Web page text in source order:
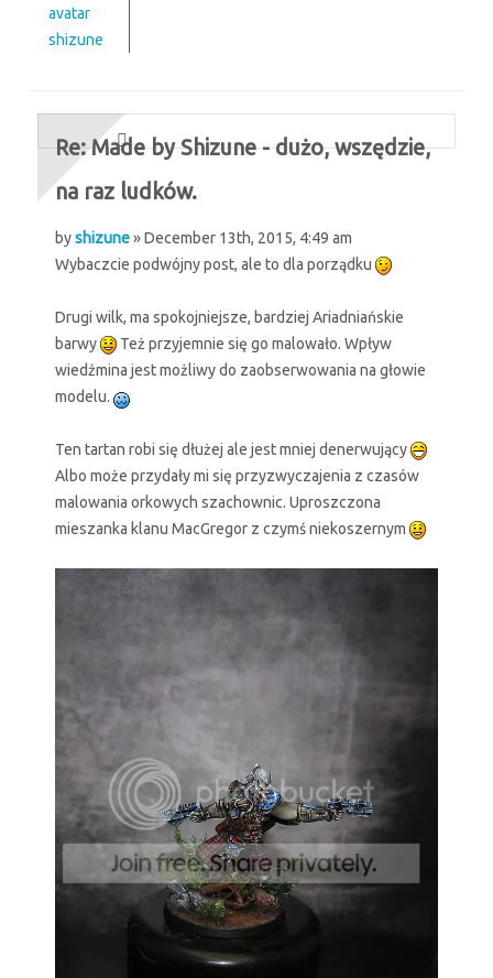
shizune
Re: Made by Shizune - dużo, wszędzie,
na raz ludków.
byshizune» December 13th, 2015, 4:49 am
Wybaczcie podwójny post, ale to dla porządku
Drugi wilk, ma spokojniejsze, bardziej Ariadniańskie
barwy
Też przyjemnie się go malowało. Wpływ
wiedźmina jest możliwy do zaobserwowania na głowie
modelu.
Ten tartan robi się dłużej ale jest mniej denerwujący
Albo może przydały mi się przyzwyczajenia z czasów
malowania orkowych szachownic. Uproszczona
mieszanka klanu MacGregor z czymś niekoszernym